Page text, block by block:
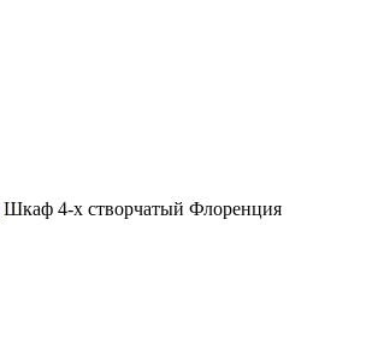
Шкаф 4-х створчатый Флоренция